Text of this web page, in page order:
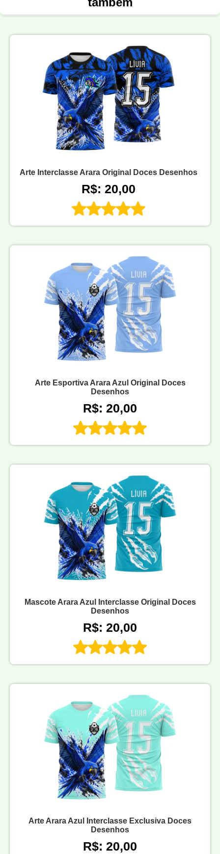
Arte Interclasse Arara Original Doces Desenhos
R$: 20,00
Arte Esportiva Arara Azul Original Doces
Desenhos
R$: 20,00
Mascote Arara Azul Interclasse Original Doces
Desenhos
R$: 20,00
Arte Arara Azul Interclasse Exclusiva Doces
Desenhos
R$: 20,00